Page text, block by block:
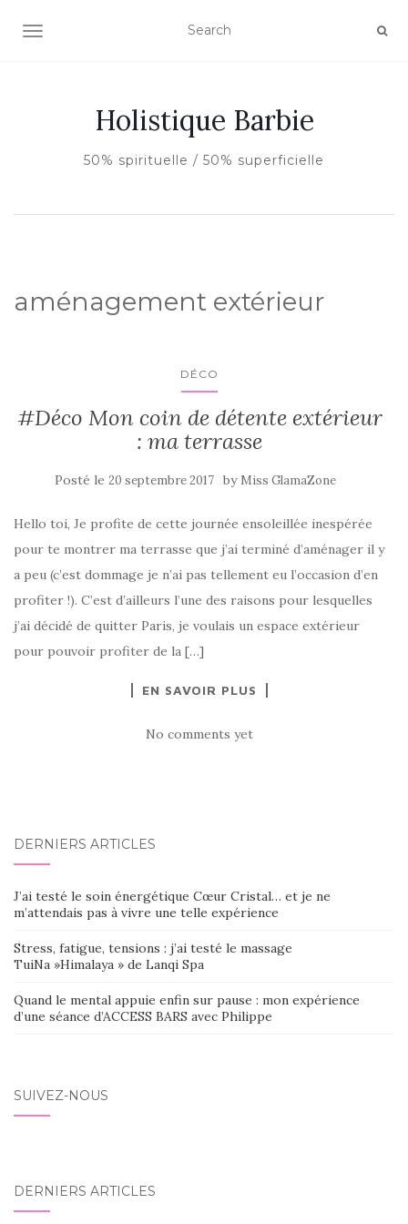
AFFICHER/MASQUER LA NAVIGATION
Holistique Barbie
50% spirituelle / 50% superficielle
aménagement extérieur
DÉCO
#Déco Mon coin de détente extérieur
: ma terrasse
Posté le 20 septembre 2017 by Miss GlamaZone
Hello toi, Je profite de cette journée ensoleillée inespérée
pour te montrer ma terrasse que j’ai terminé d’aménager il y
a peu (c’est dommage je n’ai pas tellement eu l’occasion d’en
profiter !). C’est d’ailleurs l’une des raisons pour lesquelles
j’ai décidé de quitter Paris, je voulais un espace extérieur
pour pouvoir profiter de la […]
EN SAVOIR PLUS
No comments yet
DERNIERS ARTICLES
J’ai testé le soin énergétique Cœur Cristal… et je ne
m’attendais pas à vivre une telle expérience
Stress, fatigue, tensions : j’ai testé le massage
TuiNa »Himalaya » de Lanqi Spa
Quand le mental appuie enfin sur pause : mon expérience
d’une séance d’ACCESS BARS avec Philippe
SUIVEZ-NOUS
DERNIERS ARTICLES